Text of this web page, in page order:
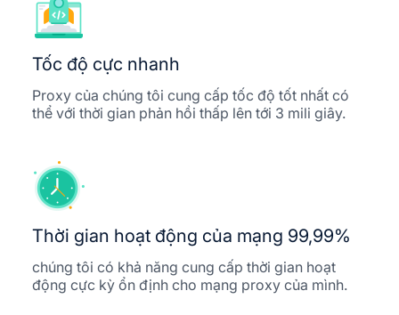
Tốc độ cực nhanh
Proxy của chúng tôi cung cấp tốc độ tốt nhất có
thể với thời gian phản hồi thấp lên tới 3 mili giây.
Thời gian hoạt động của mạng 99,99%
chúng tôi có khả năng cung cấp thời gian hoạt
động cực kỳ ổn định cho mạng proxy của mình.